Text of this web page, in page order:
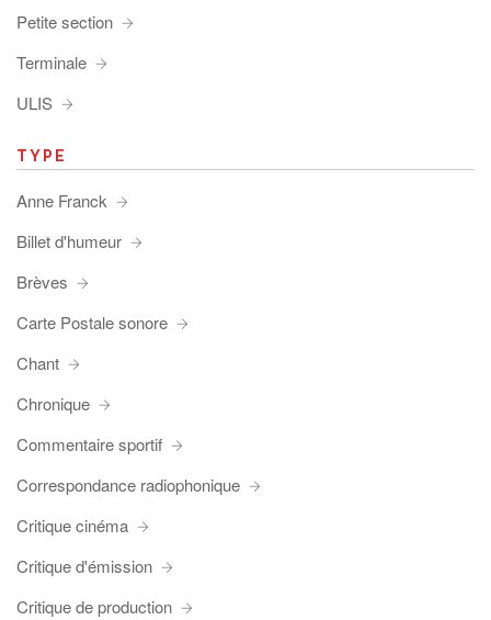
Petite section
Terminale
ULIS
TYPE
Anne Franck
Billet d'humeur
Brèves
Carte Postale sonore
Chant
Chronique
Commentaire sportif
Correspondance radiophonique
Critique cinéma
Critique d'émission
Critique de production